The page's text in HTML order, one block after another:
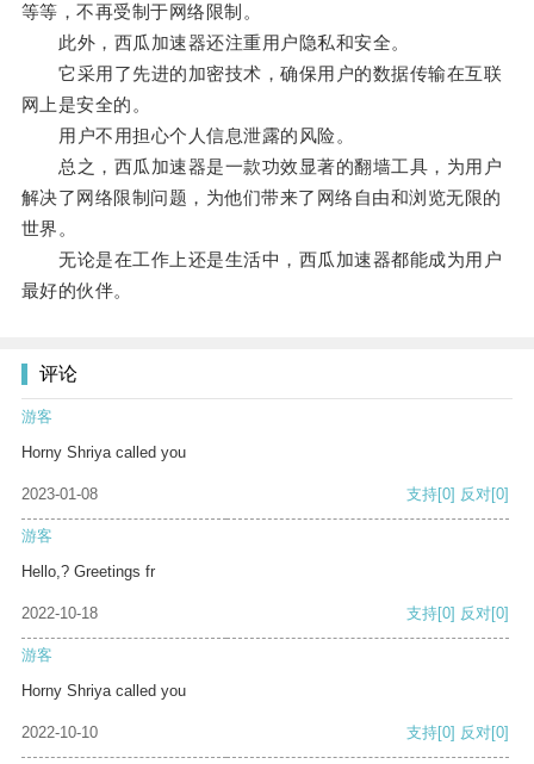
等等，不再受制于网络限制。
此外，西瓜加速器还注重用户隐私和安全。
它采用了先进的加密技术，确保用户的数据传输在互联
网上是安全的。
用户不用担心个人信息泄露的风险。
总之，西瓜加速器是一款功效显著的翻墙工具，为用户
解决了网络限制问题，为他们带来了网络自由和浏览无限的
世界。
无论是在工作上还是生活中，西瓜加速器都能成为用户
最好的伙伴。
评论
游客
Horny Shriya called you
2023-01-08 支持[0] 反对[0]
游客
Hello,? Greetings fr
2022-10-18 支持[0] 反对[0]
游客
Horny Shriya called you
2022-10-10 支持[0] 反对[0]